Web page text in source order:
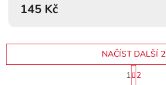
145 Kč
NAČÍST DALŠÍ 2
S
t
1 2